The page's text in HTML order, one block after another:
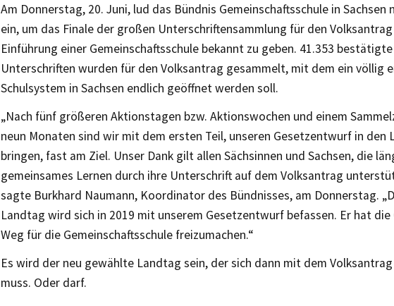
Am Donnerstag, 20. Juni, lud das Bündnis Gemeinschaftsschule in Sachsen
ein, um das Finale der großen Unterschriftensammlung für den
Einführung einer Gemeinschaftsschule bekannt zu geben. 41.353 bestätigte
Unterschriften wurden für den Volksantrag gesammelt, mit dem ein völlig
Schulsystem in Sachsen endlich geöffnet werden soll.
„Nach fünf größeren Aktionstagen bzw. Aktionswochen und einem
neun Monaten sind wir mit dem ersten Teil, unseren Gesetzentwurf in den
bringen, fast am Ziel. Unser Dank gilt allen Sächsinnen und Sachsen, die
gemeinsames Lernen durch ihre Unterschrift auf dem Volksantrag
sagte Burkhard Naumann, Koordinator des Bündnisses, am Donnerstag.
Landtag wird sich in 2019 mit unserem Gesetzentwurf befassen. Er hat die
Weg für die Gemeinschaftsschule freizumachen.“
Es wird der neu gewählte Landtag sein, der sich dann mit dem
muss. Oder darf.